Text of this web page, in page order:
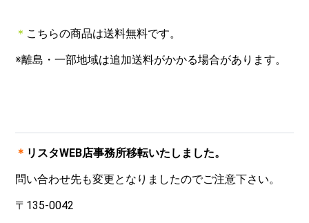
＊ こちらの商品は送料無料です。
※離島・一部地域は追加送料がかかる場合があります。
＊ リスタWEB店事務所移転いたしました。
問い合わせ先も変更となりましたのでご注意下さい。
〒135-0042